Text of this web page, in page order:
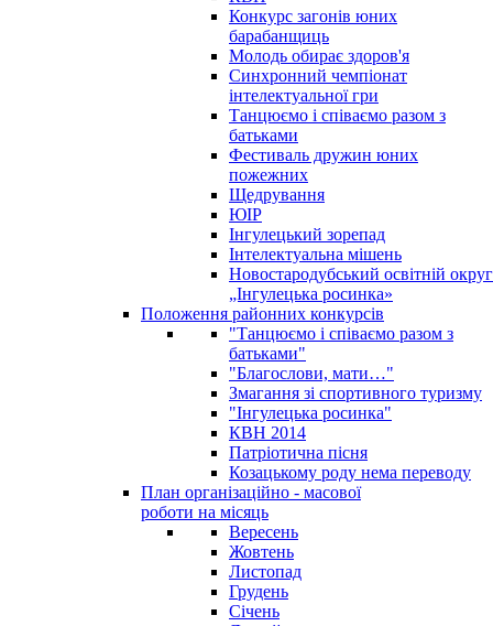
Конкурс загонів юних
барабанщиць
Молодь обирає здоров'я
Синхронний чемпіонат
інтелектуальної гри
Танцюємо і співаємо разом з
батьками
Фестиваль дружин юних
пожежних
Щедрування
ЮІР
Інгулецький зорепад
Інтелектуальна мішень
Новостародубський освітній округ
„Інгулецька росинка»
Положення районних конкурсів
"Танцюємо і співаємо разом з
батьками"
"Благослови, мати…"
Змагання зі спортивного туризму
"Інгулецька росинка"
КВН 2014
Патріотична пісня
Козацькому роду нема переводу
План організаційно - масової
роботи на місяць
Вересень
Жовтень
Листопад
Грудень
Січень